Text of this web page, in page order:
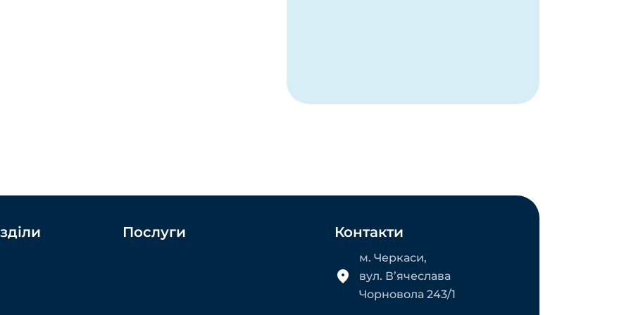
Послуги Контакти
м. Черкаси,
вул. Вʼячеслава
Чорновола 243/1